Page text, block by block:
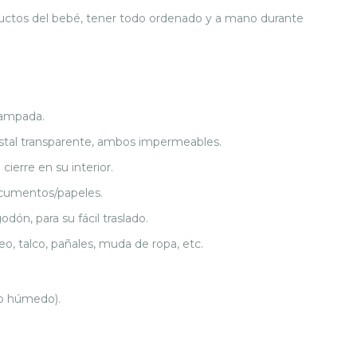
del bebé, tener todo ordenado y a mano durante
transparente, ambos impermeables.
en su interior.
papeles.
para su fácil traslado.
talco, pañales, muda de ropa, etc.
húmedo).